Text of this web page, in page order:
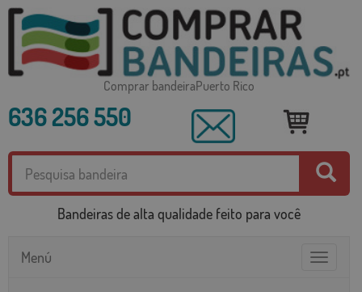
Comprar bandeiraPuerto Rico
636 256 550
Bandeiras de alta qualidade feito para você
Toggle
Menú